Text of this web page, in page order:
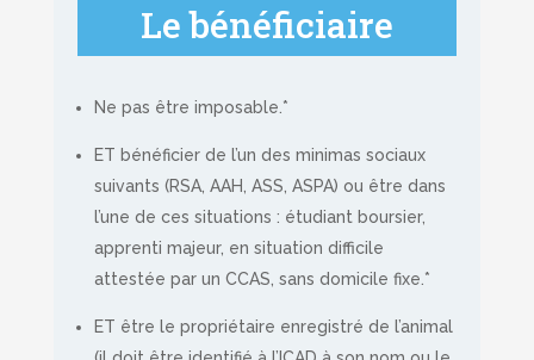
Le bénéficiaire
Ne pas être imposable.*
ET bénéficier de l’un des minimas sociaux
suivants (RSA, AAH, ASS, ASPA) ou être dans
l’une de ces situations : étudiant boursier,
apprenti majeur, en situation difficile
attestée par un CCAS, sans domicile fixe.*
ET être le propriétaire enregistré de l’animal